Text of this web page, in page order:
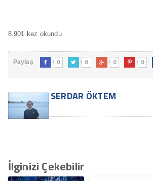
8.901 kez okundu
Paylaş  0  0  0  0
SERDAR ÖKTEM
İlginizi Çekebilir